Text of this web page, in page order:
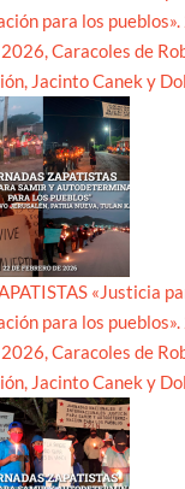
para los pueblos».
2026, Caracoles de
Jacinto Canek y
«Justicia
para los pueblos».
2026, Caracoles de
Jacinto Canek y